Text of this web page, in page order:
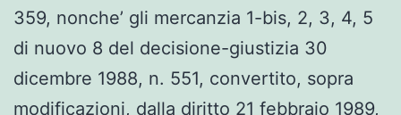
359, nonche’ gli mercanzia 1-bis, 2, 3, 4, 5
di nuovo 8 del decisione-giustizia 30
dicembre 1988, n. 551, convertito, sopra
modificazioni, dalla diritto 21 febbraio 1989,